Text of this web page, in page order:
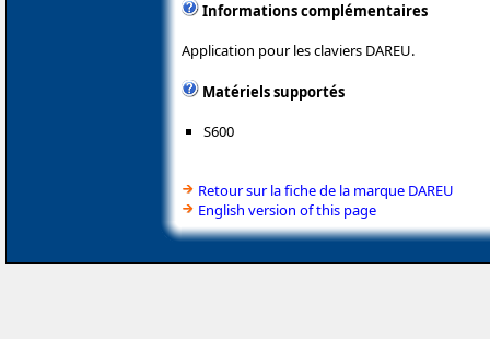
Informations complémentaires
Application pour les claviers DAREU.
Matériels supportés
S600
Retour sur la fiche de la marque DAREU
English version of this page